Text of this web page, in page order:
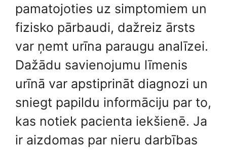
pamatojoties uz simptomiem un
fizisko pārbaudi, dažreiz ārsts
var ņemt urīna paraugu analīzei.
Dažādu savienojumu līmenis
urīnā var apstiprināt diagnozi un
sniegt papildu informāciju par to,
kas notiek pacienta iekšienē. Ja
ir aizdomas par nieru darbības